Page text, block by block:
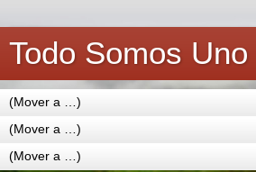
Todo Somos Uno